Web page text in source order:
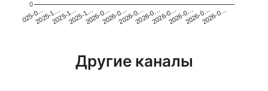
2025-0…2025-1…2025-1…2025-1…2026-0…2026-0…2026-0…2026-0…2026-0…2026-0…2026-0…2026-0…
0
Другие каналы